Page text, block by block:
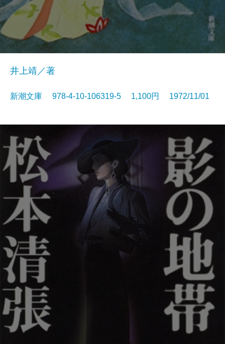
井上靖／著
新潮文庫 978-4-10-106319-5 1,100円 1972/11/01